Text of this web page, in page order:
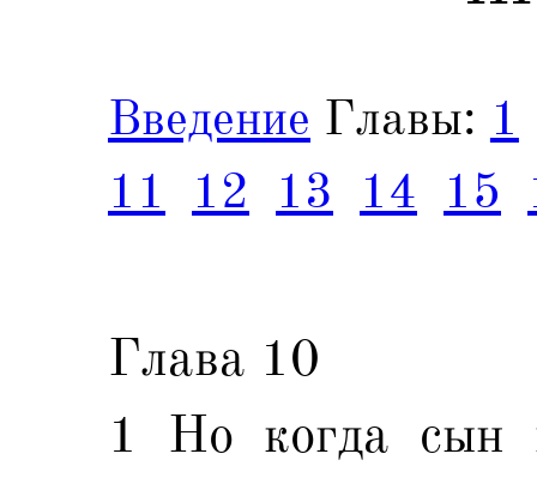
Введение Главы: 1
11
12 13 14 15
Глава 10
1 Но когда сын